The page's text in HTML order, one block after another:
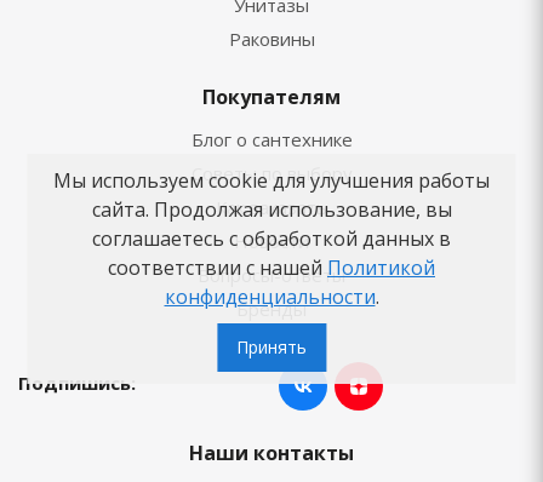
Унитазы
Раковины
Покупателям
Блог о сантехнике
Советы по выбору
Как заказать
Новости
Вопросы-ответы
Бренды
Подпишись:
Наши контакты
Мы используем cookie для улучшения работы
сайта. Продолжая использование, вы
соглашаетесь с обработкой данных в
соответствии с нашей Политикой
конфиденциальности.
Принять